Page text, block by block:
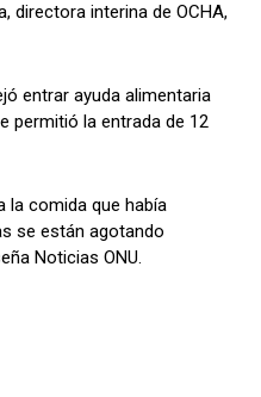
directora interina de OCHA,
entrar ayuda alimentaria
permitió la entrada de 12
la comida que había
se están agotando
Noticias ONU.